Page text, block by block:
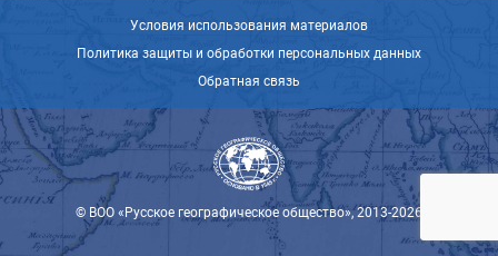
Условия использования материалов
Политика защиты и обработки персональных данных
Обратная связь
© ВОО «Русское географическое общество», 2013-2026